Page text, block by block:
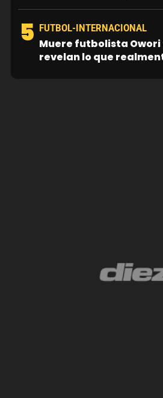
5 FUTBOL-INTERNACIONAL
Muere futbolista
revelan lo que